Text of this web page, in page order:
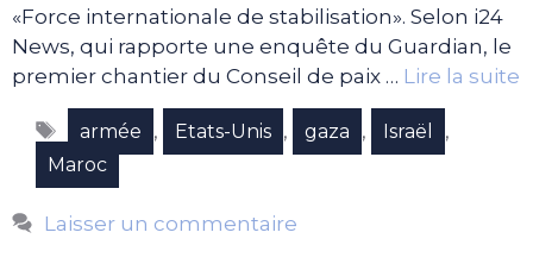
«Force internationale de stabilisation». Selon i24
News, qui rapporte une enquête du Guardian, le
premier chantier du Conseil de paix … Lire la suite
Étiquettes
armée , Etats-Unis , gaza , Israël ,
Maroc
Laisser un commentaire